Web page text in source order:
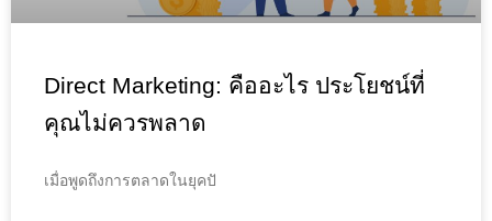
Direct Marketing: คืออะไร ประโยชน์ที่
คุณไม่ควรพลาด
เมื่อพูดถึงการตลาดในยุคปั